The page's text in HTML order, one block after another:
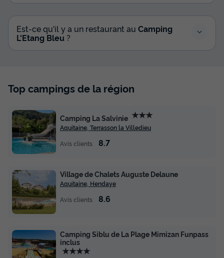
Est-ce qu'il y a un restaurant au Camping
L'Etang Bleu ?
Top campings de la région
Camping La Salvinie ★★★
Aquitaine, Terrasson la Villedieu
Avis clients
8.7
Village de Chalets Auguste Delaune
Aquitaine, Hendaye
Avis clients
8.6
Camping Siblu de La Plage Mimizan Funpass
inclus
★★★★